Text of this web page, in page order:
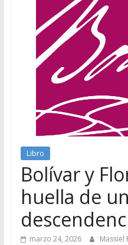
Libro
Bolívar y
huella de
marzo 24, 2026 Massiel